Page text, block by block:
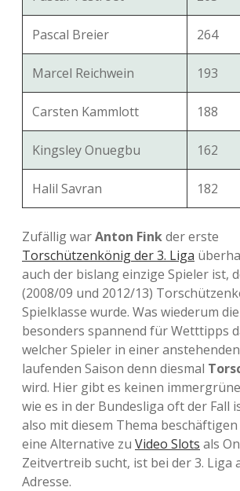
Pascal Breier 264
Marcel Reichwein 193
Carsten Kammlott 188
Kingsley Onuegbu 162
Halil Savran 182
Zufällig warAnton Finkder erste
Torschützenkönig der 3. Liga
auch der bislang einzige Spieler ist,
(2008/09 und 2012/13)
Spielklasse wurde. Was wiederum
besonders spannend für Wetttipps
welcher Spieler in einer
laufenden Saison denn diesmal
wird. Hier gibt es keinen
wie es in der Bundesliga oft der Fall
also mit diesem Thema
eine Alternative zu Video Slots als
Zeitvertreib sucht, ist bei der 3. Liga
Adresse.